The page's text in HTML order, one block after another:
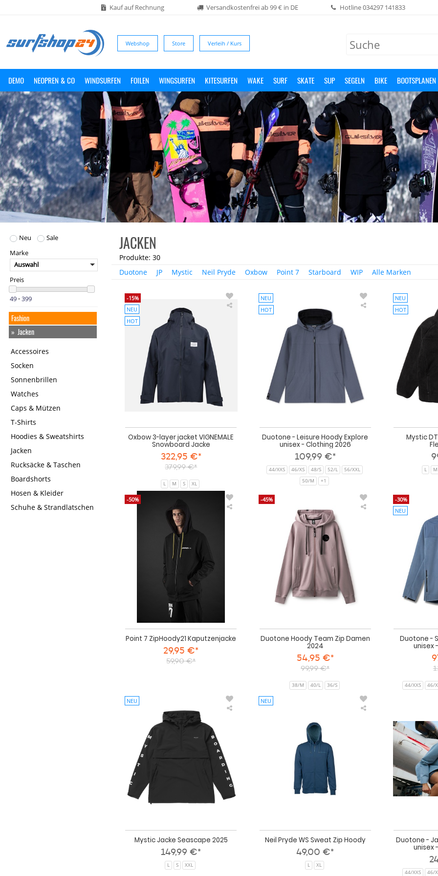
Kauf auf Rechnung Versandkostenfrei ab 99 € in DE Hotline034297 141833
Webshop Store Verleih / Kurs
DEMO NEOPREN & CO WINDSURFEN FOILEN WINGSURFEN KITESURFEN WAKE SURF SKATE SUP SEGELN BIKE BOOTSPLANEN
Neu
Sale
Marke
Auswahl
Preis
-
Fashion
Jacken
Accessoires
Socken
Sonnenbrillen
Watches
Caps & Mützen
T-Shirts
Hoodies & Sweatshirts
Jacken
Rucksäcke & Taschen
Boardshorts
Hosen & Kleider
Schuhe & Strandlatschen
JACKEN
Produkte: 30
Duotone
JP Mystic Neil Pryde Oxbow Point 7 Starboard WIP Alle Marken
-15%
NEU
HOT
Oxbow 3-layer jacket VIGNEMALE
Snowboard Jacke
322,95 €*
379,99 €*
L M S XL
NEU
HOT
Duotone - Leisure Hoody Explore
unisex - Clothing 2026
109,99 €*
44/XXS 46/XS 48/S 52/L
56/XXL
50/M
+1
NEU
HOT
Mystic
L M
-50%
Point 7 ZipHoody21 Kaputzenjacke
29,95 €*
59,90 €*
-45%
Duotone Hoody Team Zip Damen
2024
54,95 €*
99,99 €*
38/M 40/L 36/S
-30%
NEU
Duotone -
unisex
44/XXS 46/
NEU
Mystic Jacke Seascape 2025
149,99 €*
L S XXL
NEU
Neil Pryde WS Sweat Zip Hoody
49,00 €*
L XL
Duotone -
unisex
44/XXS 46/